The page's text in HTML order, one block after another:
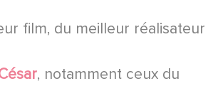
film, du meilleur réalisateur
, notamment ceux du